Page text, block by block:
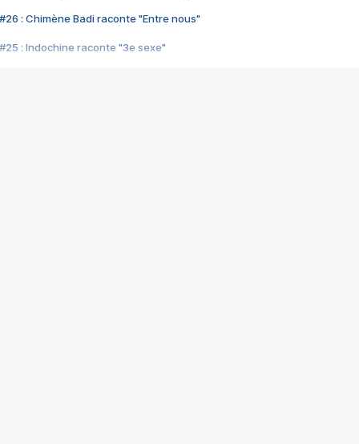
#26 : Chimène Badi raconte "Entre nous"
#25 : Indochine raconte "3e sexe"